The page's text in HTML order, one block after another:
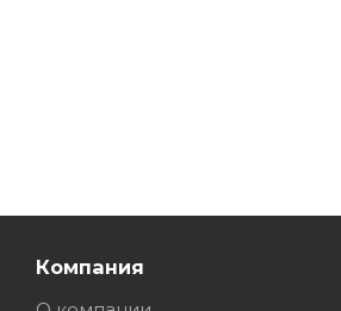
Компания